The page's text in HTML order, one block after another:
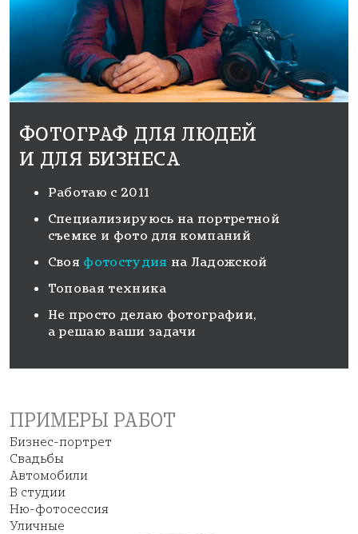
ФОТОГРАФ ДЛЯ ЛЮДЕЙ
И ДЛЯ БИЗНЕСА
Работаю с 2011
Специализируюсь на портретной
съемке и фото для компаний
Своя фотостудия на Ладожской
Топовая техника
Не просто делаю фотографии,
а решаю ваши задачи
ПРИМЕРЫ РАБОТ
Бизнес-портрет
Свадьбы
Автомобили
В студии
Ню-фотосессия
Уличные